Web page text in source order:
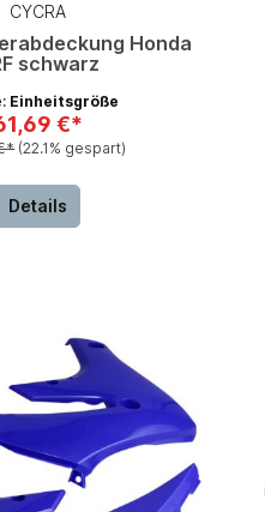
CYCRA
Honda
schwarz
Einheitsgröße
€*
(22.1% gespart)
Details